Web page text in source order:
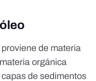
de materia
orgánica
de sedimentos